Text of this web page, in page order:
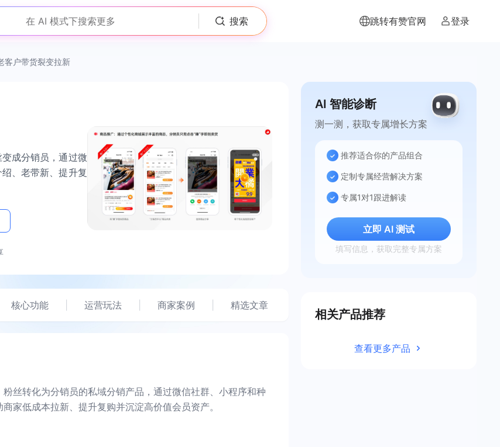
在 AI 模式下搜索更多 搜索 跳转有赞官网 登录
客户带货裂变拉新
成分销员，通过微
、老带新、提升复
核心功能 运营玩法 商家案例 精选文章
丝转化为分销员的私域分销产品，通过微信社群、小程序和种
家低成本拉新、提升复购并沉淀高价值会员资产。
AI 智能诊断
测一测，获取专属增长方案
推荐适合你的产品组合
定制专属经营解决方案
专属1对1跟进解读
立即 AI 测试
填写信息，获取完整专属方案
相关产品推荐
查看更多产品